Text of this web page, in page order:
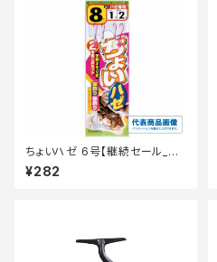
ちょいハゼ 6号【継続セール_仕
掛】
¥282